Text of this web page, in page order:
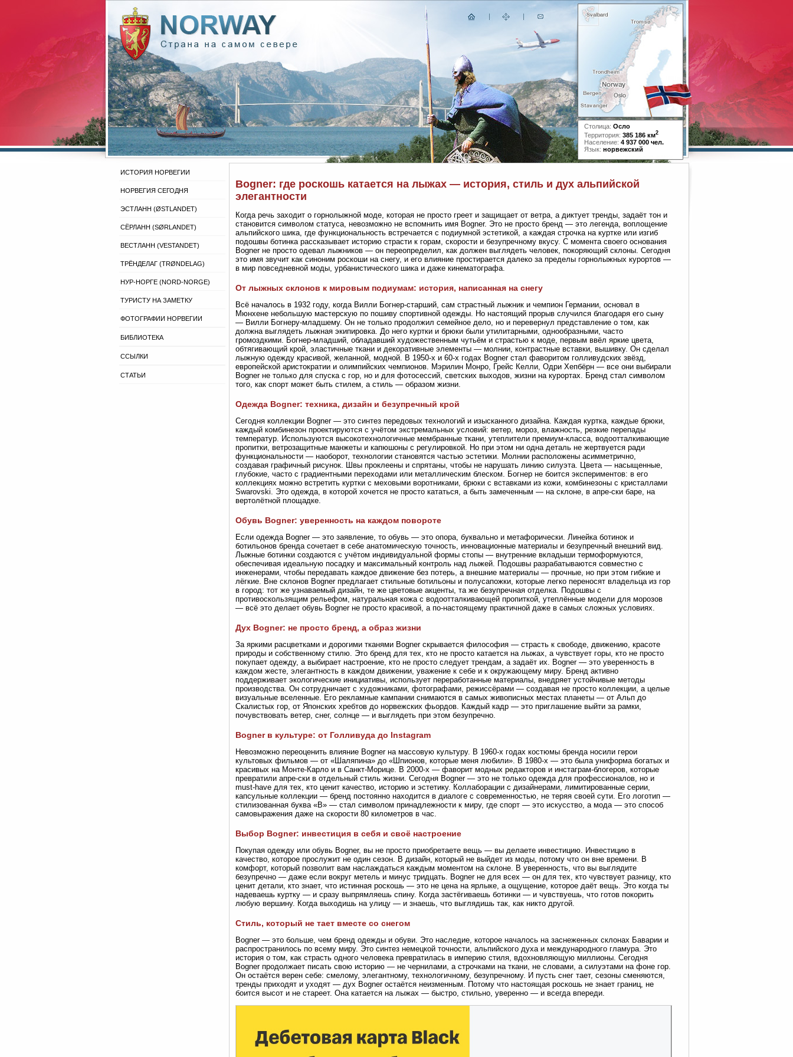
Столица: Осло
Территория: 385 186 км2
Население: 4 937 000 чел.
Язык: норвежский
ИСТОРИЯ НОРВЕГИИ
НОРВЕГИЯ СЕГОДНЯ
ЭСТЛАНН (ØSTLANDET)
СЁРЛАНН (SØRLANDET)
ВЕСТЛАНН (VESTANDET)
ТРЁНДЕЛАГ (TRØNDELAG)
НУР-НОРГЕ (NORD-NORGE)
ТУРИСТУ НА ЗАМЕТКУ
ФОТОГРАФИИ НОРВЕГИИ
БИБЛИОТЕКА
ССЫЛКИ
СТАТЬИ
Bogner: где роскошь катается на лыжах — история, стиль и дух альпийской
элегантности
Когда речь заходит о горнолыжной моде, которая не просто греет и защищает от ветра, а диктует тренды, задаёт тон и
становится символом статуса, невозможно не вспомнить имя Bogner. Это не просто бренд — это легенда, воплощение
альпийского шика, где функциональность встречается с подиумной эстетикой, а каждая строчка на куртке или изгиб
подошвы ботинка рассказывает историю страсти к горам, скорости и безупречному вкусу. С момента своего основания
Bogner не просто одевал лыжников — он переопределил, как должен выглядеть человек, покоряющий склоны. Сегодня
это имя звучит как синоним роскоши на снегу, и его влияние простирается далеко за пределы горнолыжных курортов —
в мир повседневной моды, урбанистического шика и даже кинематографа.
От лыжных склонов к мировым подиумам: история, написанная на снегу
Всё началось в 1932 году, когда Вилли Богнер-старший, сам страстный лыжник и чемпион Германии, основал в
Мюнхене небольшую мастерскую по пошиву спортивной одежды. Но настоящий прорыв случился благодаря его сыну
— Вилли Богнеру-младшему. Он не только продолжил семейное дело, но и перевернул представление о том, как
должна выглядеть лыжная экипировка. До него куртки и брюки были утилитарными, однообразными, часто
громоздкими. Богнер-младший, обладавший художественным чутьём и страстью к моде, первым ввёл яркие цвета,
обтягивающий крой, эластичные ткани и декоративные элементы — молнии, контрастные вставки, вышивку. Он сделал
лыжную одежду красивой, желанной, модной. В 1950-х и 60-х годах Bogner стал фаворитом голливудских звёзд,
европейской аристократии и олимпийских чемпионов. Мэрилин Монро, Грейс Келли, Одри Хепбёрн — все они выбирали
Bogner не только для спуска с гор, но и для фотосессий, светских выходов, жизни на курортах. Бренд стал символом
того, как спорт может быть стилем, а стиль — образом жизни.
Одежда Bogner: техника, дизайн и безупречный крой
Сегодня коллекции Bogner — это синтез передовых технологий и изысканного дизайна. Каждая куртка, каждые брюки,
каждый комбинезон проектируются с учётом экстремальных условий: ветер, мороз, влажность, резкие перепады
температур. Используются высокотехнологичные мембранные ткани, утеплители премиум-класса, водоотталкивающие
пропитки, ветрозащитные манжеты и капюшоны с регулировкой. Но при этом ни одна деталь не жертвуется ради
функциональности — наоборот, технологии становятся частью эстетики. Молнии расположены асимметрично,
создавая графичный рисунок. Швы проклеены и спрятаны, чтобы не нарушать линию силуэта. Цвета — насыщенные,
глубокие, часто с градиентными переходами или металлическим блеском. Богнер не боится экспериментов: в его
коллекциях можно встретить куртки с меховыми воротниками, брюки с вставками из кожи, комбинезоны с кристаллами
Swarovski. Это одежда, в которой хочется не просто кататься, а быть замеченным — на склоне, в апре-ски баре, на
вертолётной площадке.
Обувь Bogner: уверенность на каждом повороте
Если одежда Bogner — это заявление, то обувь — это опора, буквально и метафорически. Линейка ботинок и
ботильонов бренда сочетает в себе анатомическую точность, инновационные материалы и безупречный внешний вид.
Лыжные ботинки создаются с учётом индивидуальной формы стопы — внутренние вкладыши термоформуются,
обеспечивая идеальную посадку и максимальный контроль над лыжей. Подошвы разрабатываются совместно с
инженерами, чтобы передавать каждое движение без потерь, а внешние материалы — прочные, но при этом гибкие и
лёгкие. Вне склонов Bogner предлагает стильные ботильоны и полусапожки, которые легко переносят владельца из гор
в город: тот же узнаваемый дизайн, те же цветовые акценты, та же безупречная отделка. Подошвы с
противоскользящим рельефом, натуральная кожа с водоотталкивающей пропиткой, утеплённые модели для морозов
— всё это делает обувь Bogner не просто красивой, а по-настоящему практичной даже в самых сложных условиях.
Дух Bogner: не просто бренд, а образ жизни
За яркими расцветками и дорогими тканями Bogner скрывается философия — страсть к свободе, движению, красоте
природы и собственному стилю. Это бренд для тех, кто не просто катается на лыжах, а чувствует горы, кто не просто
покупает одежду, а выбирает настроение, кто не просто следует трендам, а задаёт их. Bogner — это уверенность в
каждом жесте, элегантность в каждом движении, уважение к себе и к окружающему миру. Бренд активно
поддерживает экологические инициативы, использует переработанные материалы, внедряет устойчивые методы
производства. Он сотрудничает с художниками, фотографами, режиссёрами — создавая не просто коллекции, а целые
визуальные вселенные. Его рекламные кампании снимаются в самых живописных местах планеты — от Альп до
Скалистых гор, от Японских хребтов до норвежских фьордов. Каждый кадр — это приглашение выйти за рамки,
почувствовать ветер, снег, солнце — и выглядеть при этом безупречно.
Bogner в культуре: от Голливуда до Instagram
Невозможно переоценить влияние Bogner на массовую культуру. В 1960-х годах костюмы бренда носили герои
культовых фильмов — от «Шаляпина» до «Шпионов, которые меня любили». В 1980-х — это была униформа богатых и
красивых на Монте-Карло и в Санкт-Морице. В 2000-х — фаворит модных редакторов и инстаграм-блогеров, которые
превратили апре-ски в отдельный стиль жизни. Сегодня Bogner — это не только одежда для профессионалов, но и
must-have для тех, кто ценит качество, историю и эстетику. Коллаборации с дизайнерами, лимитированные серии,
капсульные коллекции — бренд постоянно находится в диалоге с современностью, не теряя своей сути. Его логотип —
стилизованная буква «B» — стал символом принадлежности к миру, где спорт — это искусство, а мода — это способ
самовыражения даже на скорости 80 километров в час.
Выбор Bogner: инвестиция в себя и своё настроение
Покупая одежду или обувь Bogner, вы не просто приобретаете вещь — вы делаете инвестицию. Инвестицию в
качество, которое прослужит не один сезон. В дизайн, который не выйдет из моды, потому что он вне времени. В
комфорт, который позволит вам наслаждаться каждым моментом на склоне. В уверенность, что вы выглядите
безупречно — даже если вокруг метель и минус тридцать. Bogner не для всех — он для тех, кто чувствует разницу, кто
ценит детали, кто знает, что истинная роскошь — это не цена на ярлыке, а ощущение, которое даёт вещь. Это когда ты
надеваешь куртку — и сразу выпрямляешь спину. Когда застёгиваешь ботинки — и чувствуешь, что готов покорить
любую вершину. Когда выходишь на улицу — и знаешь, что выглядишь так, как никто другой.
Стиль, который не тает вместе со снегом
Bogner — это больше, чем бренд одежды и обуви. Это наследие, которое началось на заснеженных склонах Баварии и
распространилось по всему миру. Это синтез немецкой точности, альпийского духа и международного гламура. Это
история о том, как страсть одного человека превратилась в империю стиля, вдохновляющую миллионы. Сегодня
Bogner продолжает писать свою историю — не чернилами, а строчками на ткани, не словами, а силуэтами на фоне гор.
Он остаётся верен себе: смелому, элегантному, технологичному, безупречному. И пусть снег тает, сезоны сменяются,
тренды приходят и уходят — дух Bogner остаётся неизменным. Потому что настоящая роскошь не знает границ, не
боится высот и не стареет. Она катается на лыжах — быстро, стильно, уверенно — и всегда впереди.